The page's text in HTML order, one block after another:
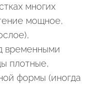
многих
мощное,
временными
плотные,
формы (иногда